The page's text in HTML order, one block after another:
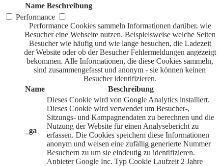
Name Beschreibung
Performance
Performance Cookies sammeln Informationen darüber, wie
Besucher eine Webseite nutzen. Beispielsweise welche Seiten
Besucher wie häufig und wie lange besuchen, die Ladezeit
der Website oder ob der Besucher Fehlermeldungen angezeigt
bekommen. Alle Informationen, die diese Cookies sammeln,
sind zusammengefasst und anonym - sie können keinen
Besucher identifizieren.
Name
Beschreibung
_ga
Dieses Cookie wird von Google Analytics installiert.
Dieses Cookie wird verwendet um Besucher-,
Sitzungs- und Kampagnendaten zu berechnen und die
Nutzung der Website für einen Analysebericht zu
erfassen. Die Cookies speichern diese Informationen
anonym und weisen eine zufällig generierte Nummer
Besuchern zu um sie eindeutig zu identifizieren.
Anbieter Google Inc. Typ Cookie Laufzeit 2 Jahre